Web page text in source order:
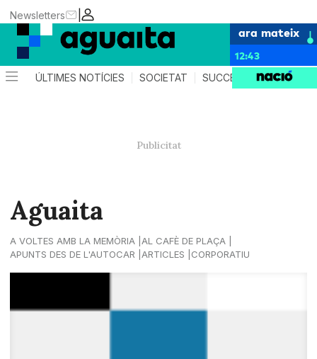
|
Newsletters
ara mateix
12:43
ÚLTIMES NOTÍCIES SOCIETAT SUCCESSOS AGENDA
Aguaita
A VOLTES AMB LA MEMÒRIA
AL CAFÈ DE PLAÇA
APUNTS DES DE L'AUTOCAR
ARTICLES CORPORATIU